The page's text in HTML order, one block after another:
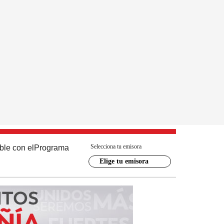
con el Programa Selecciona tu emisora
Elige tu emisora